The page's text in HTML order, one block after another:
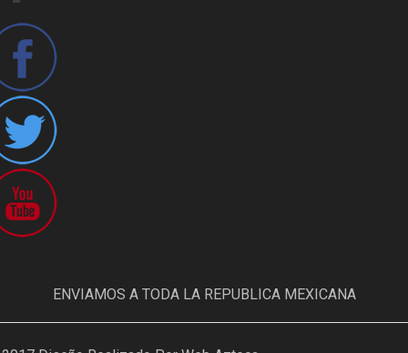
ENVIAMOS A TODA LA REPUBLICA MEXICANA